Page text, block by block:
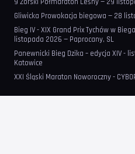
9 Żorski Półmaraton Leśny — 29
Gliwicka Prowokacja biegowa — 28
Bieg IV - XIX Grand Prix Tychów w
listopada 2026 — Paprocany, SL
Panewnicki Bieg Dzika – edycja XIV -
Katowice
XXI Śląski Maraton Noworoczny -